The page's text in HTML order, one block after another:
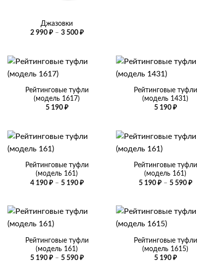
Джазовки
2 990 ₽ – 3 500 ₽Диапазон
3
Рейтинговые туфли
(модель 1617)
5 190 ₽
Рейтинговые туфли
(модель 1431)
5 190 ₽
Рейтинговые туфли
(модель 161)
4 190 ₽ – 5 190 ₽Диапазон
5
Рейтинговые туфли
(модель 161)
5 190 ₽ – 5 590 ₽
5
Рейтинговые туфли
(модель 161)
5 190 ₽ – 5 590 ₽Диапазон
Рейтинговые туфли
(модель 1615)
5 190 ₽